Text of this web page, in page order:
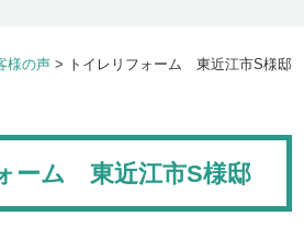
様の声> トイレリフォーム 東近江市S様邸
ーム 東近江市S様邸